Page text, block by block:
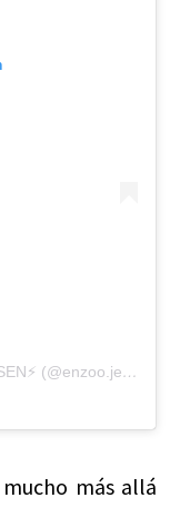
Una publicación compartida de JENSEN⚡ (@enzoo.jenseen)
más allá